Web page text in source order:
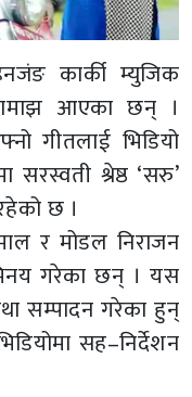
कार्की म्युजिक
आएका छन् ।
गीतलाई भिडियो
श्रेष्ठ ‘सरु’
छ ।
र मोडल निराजन
गरेका छन् । यस
सम्पादन गरेका हुन्
सह–निर्देशन